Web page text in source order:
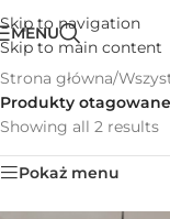
Skip to navigation
Skip to main content
MENU
Strona główna/
Produkty
Showing all 2 results
Pokaż menu